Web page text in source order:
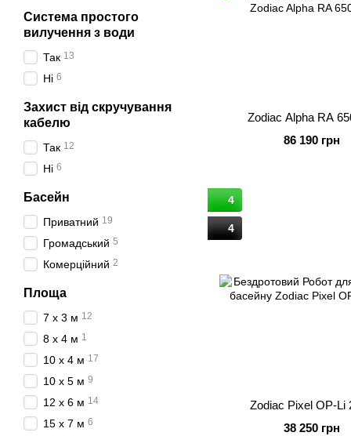
Zodiac Alpha RA
86 190 грн
4
4
Zodiac Pixel OP-Li
38 250 грн
Система простого
вилучення з води
Так 13
Ні 6
Захист від скручування
кабелю
Так 12
Ні 6
Басейн
Приватний 19
Громадський 5
Комерційний 2
Площа
7 x 3 м 12
8 x 4 м 1
10 x 4 м 17
10 x 5 м 9
12 x 6 м 14
15 x 7 м 6